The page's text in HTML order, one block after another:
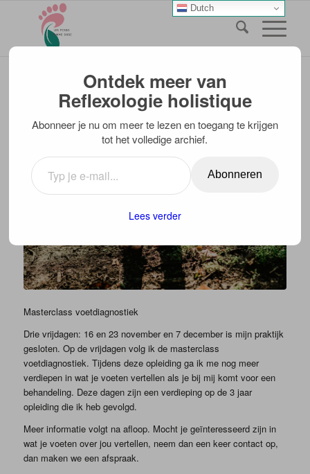
MASTERCLASS
VOETDIAGNOSTIEK
BLOGBERICHTEN VAN ELMA
Masterclass voetdiagnostiek
Drie vrijdagen: 16 en 23 november en 7 december is mijn praktijk
gesloten. Op de vrijdagen volg ik de masterclass
voetdiagnostiek. Tijdens deze opleiding ga ik me nog meer
verdiepen in wat je voeten vertellen als je bij mij komt voor een
behandeling. Deze dagen zijn een verdieping op de 3 jaar
opleiding die ik heb gevolgd.
Meer informatie volgt na afloop. Mocht je geïnteresseerd zijn in
wat je voeten over jou vertellen, neem dan een keer contact op,
dan maken we een afspraak.
Dutch
Ontdek meer van
Reflexologie holistique
Abonneer je nu om meer te lezen en toegang te krijgen
tot het volledige archief.
Abonneren
Lees verder